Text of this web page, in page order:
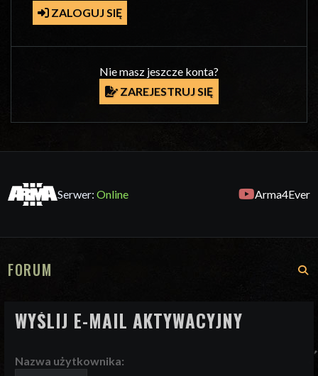
ZALOGUJ SIĘ
Nie masz jeszcze konta?
ZAREJESTRUJ SIĘ
Serwer:Online Arma4Ever
FORUM
WYŚLIJ E-MAIL AKTYWACYJNY
Nazwa użytkownika: